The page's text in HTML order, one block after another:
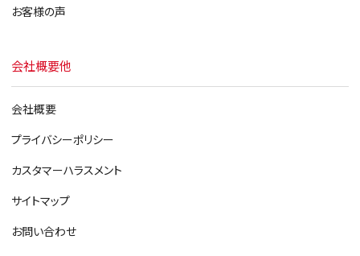
お客様の声
会社概要他
会社概要
プライバシーポリシー
カスタマーハラスメント
サイトマップ
お問い合わせ